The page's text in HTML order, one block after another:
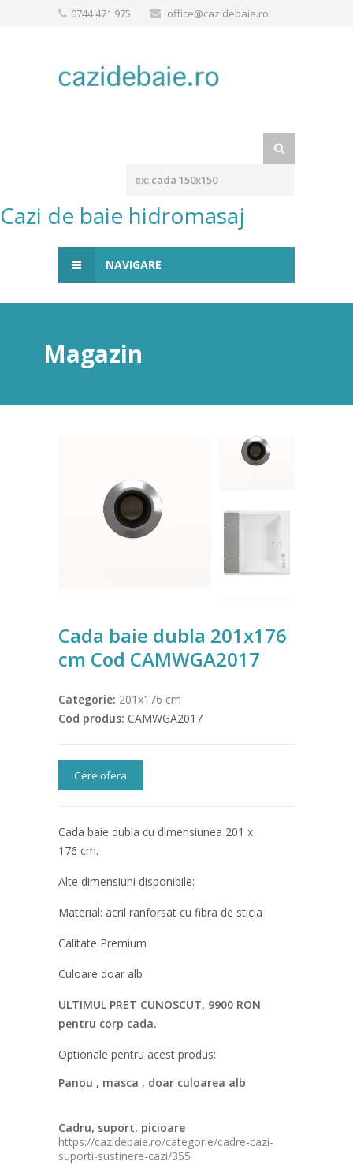
0744 471 975 office@cazidebaie.ro
Cazi de baie hidromasaj
NAVIGARE
Magazin
Cada baie dubla 201x176
cm Cod CAMWGA2017
Categorie: 201x176 cm
Cod produs: CAMWGA2017
Cere ofera
Cada baie dubla cu dimensiunea 201 x
176 cm.
Alte dimensiuni disponibile:
Material: acril ranforsat cu fibra de sticla
Calitate Premium
Culoare doar alb
ULTIMUL PRET CUNOSCUT, 9900 RON
pentru corp cada.
Optionale pentru acest produs:
Panou , masca , doar culoarea alb
Cadru, suport, picioare
https://cazidebaie.ro/categorie/cadre-cazi-
suporti-sustinere-cazi/355